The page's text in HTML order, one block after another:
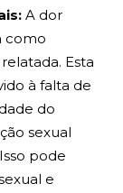
A dor
como
Esta
à falta de
do
sexual
pode
e